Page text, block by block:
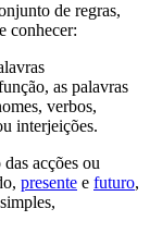
de regras,
conhecer:
as palavras
verbos,
interjeições.
acções ou
presente e futuro,